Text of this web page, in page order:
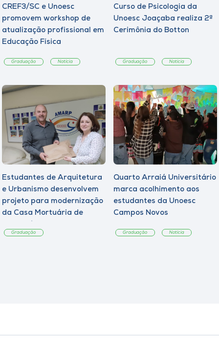
CREF3/SC e Unoesc
promovem workshop de
atualização profissional em
Educação Física
Graduação Notícia
Curso de Psicologia da
Unoesc Joaçaba realiza 2ª
Cerimônia do Botton
Graduação Notícia
Estudantes de Arquitetura
e Urbanismo desenvolvem
projeto para modernização
da Casa Mortuária de
Graduação
Quarto Arraiá Universitário
marca acolhimento aos
estudantes da Unoesc
Campos Novos
Graduação Notícia